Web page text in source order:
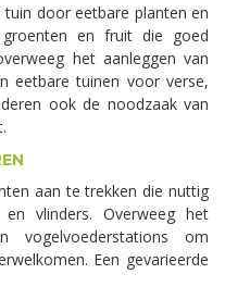
door eetbare planten en
en fruit die goed
het aanleggen van
eetbare tuinen voor verse,
ook de noodzaak van
aan te trekken die nuttig
vlinders. Overweeg het
vogelvoederstations om
Een gevarieerde